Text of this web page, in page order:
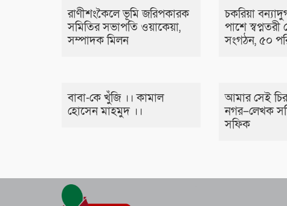
রাণীশংকৈলে ভূমি জরিপকারক
সমিতির সভাপতি ওয়াকেয়া,
সম্পাদক মিলন
চকরিয়া
পাশে স্বপ্নতরী
সংগঠন, ৫০
বাবা-কে খুঁজি ।। কামাল
হোসেন মাহমুদ ।।
আমার সেই
নগর–লেখক
সফিক